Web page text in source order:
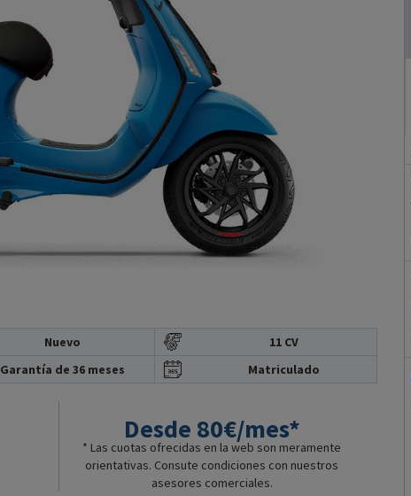
Nuevo
11 CV
Garantía de 36 meses Matriculado
Desde 80€/mes*
* Las cuotas ofrecidas en la web son meramente
orientativas. Consute condiciones con nuestros
asesores comerciales.